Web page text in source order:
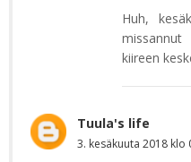
Huh,
kiireen
Tuula's life
3. kesäkuuta 2018 klo